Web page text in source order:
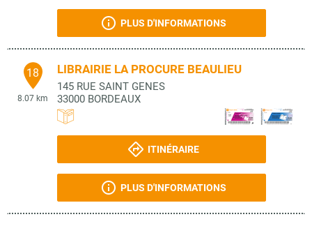
PLUS D'INFORMATIONS
18
8.07 km
LIBRAIRIE LA PROCURE BEAULIEU
145 RUE SAINT GENES
33000 BORDEAUX
ITINÉRAIRE
PLUS D'INFORMATIONS